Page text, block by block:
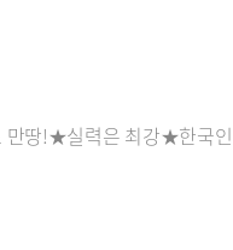
만땅!★실력은 최강★한국